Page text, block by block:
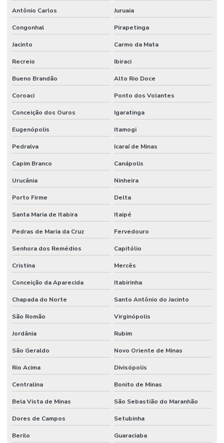
Antônio Carlos Juruaia
Congonhal Pirapetinga
Jacinto Carmo da Mata
Recreio Ibiraci
Bueno Brandão Alto Rio Doce
Coroaci Ponto dos Volantes
Conceição dos Ouros Igaratinga
Eugenópolis Itamogi
Pedralva Icaraí de Minas
Capim Branco Canápolis
Urucânia Ninheira
Porto Firme Delta
Santa Maria de Itabira Itaipé
Pedras de Maria da Cruz Fervedouro
Senhora dos Remédios Capitólio
Cristina Mercês
Conceição da Aparecida Itabirinha
Chapada do Norte Santo Antônio do Jacinto
São Romão Virginópolis
Jordânia Rubim
São Geraldo Novo Oriente de Minas
Rio Acima Divisópolis
Centralina Bonito de Minas
Bela Vista de Minas São Sebastião do Maranhão
Dores de Campos Setubinha
Berilo Guaraciaba